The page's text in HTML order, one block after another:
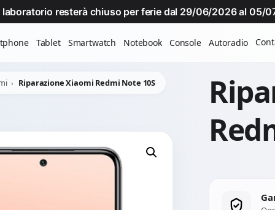
laboratorio resterà chiuso per ferie dal 29/06/2026 al 05/
Tablet Smartwatch Notebook Console Autoradio
Riparazione Xiaomi Redmi Note 10S